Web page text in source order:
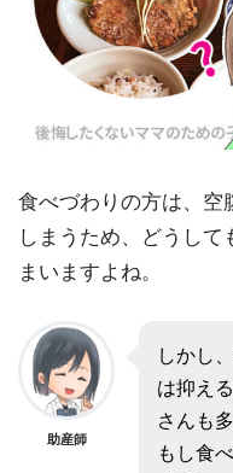
食べづわりの方は、空
しまうため、どうして
まいますよね。
助産師
しかし
は抑え
さんも
もし食